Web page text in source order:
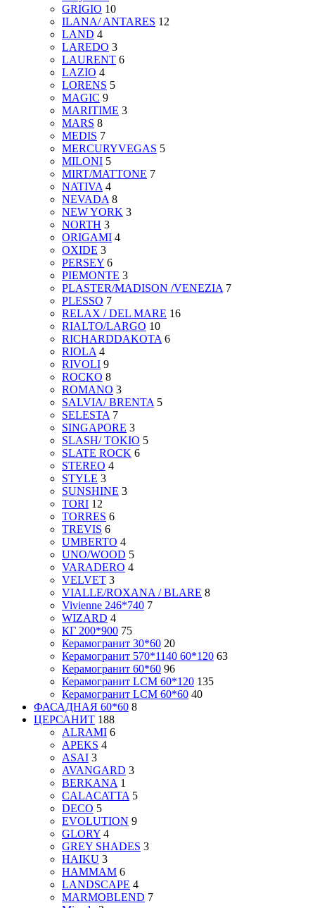
GRIGIO 10
ILANA/ ANTARES 12
LAND 4
LAREDO 3
LAURENT 6
LAZIO 4
LORENS 5
MAGIC 9
MARITIME 3
MARS 8
MEDIS 7
MERCURYVEGAS 5
MILONI 5
MIRT/MATTONE 7
NATIVA 4
NEVADA 8
NEW YORK 3
NORTH 3
ORIGAMI 4
OXIDE 3
PERSEY 6
PIEMONTE 3
PLASTER/MADISON /VENEZIA 7
PLESSO 7
RELAX / DEL MARE 16
RIALTO/LARGO 10
RICHARDDAKOTA 6
RIOLA 4
RIVOLI 9
ROCKO 8
ROMANO 3
SALVIA/ BRENTA 5
SELESTA 7
SINGAPORE 3
SLASH/ TOKIO 5
SLATE ROCK 6
STEREO 4
STYLE 3
SUNSHINE 3
TORI 12
TORRES 6
TREVIS 6
UMBERTO 4
UNO/WOOD 5
VARADERO 4
VELVET 3
VIALLE/ROXANA / BLARE 8
Vivienne 246*740 7
WIZARD 4
КГ 200*900 75
Керамогранит 30*60 20
Керамогранит 570*1140 60*120 63
Керамогранит 60*60 96
Керамогранит LCM 60*120 135
Керамогранит LCM 60*60 40
ФАСАДНАЯ 60*60 8
ЦЕРСАНИТ 188
ALRAMI 6
APEKS 4
ASAI 3
AVANGARD 3
BERKANA 1
CALACATTA 5
DECO 5
EVOLUTION 9
GLORY 4
GREY SHADES 3
HAIKU 3
HAMMAM 6
LANDSCAPE 4
MARMOBLEND 7